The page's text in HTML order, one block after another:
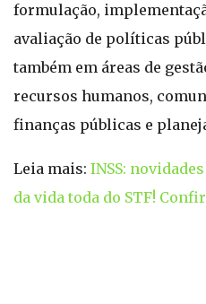
formulação,
avaliação de políticas
também em áreas de
recursos humanos,
finanças públicas e
Leia mais: INSS:
da vida toda do STF!